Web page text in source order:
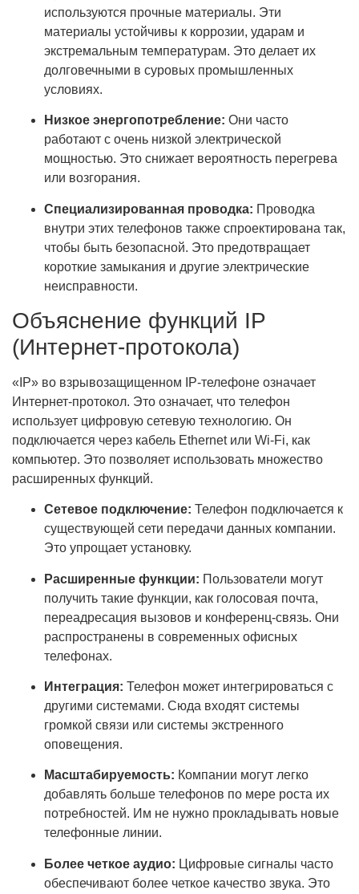
используются прочные материалы. Эти
материалы устойчивы к коррозии, ударам и
экстремальным температурам. Это делает их
долговечными в суровых промышленных
условиях.
Низкое энергопотребление: Они часто
работают с очень низкой электрической
мощностью. Это снижает вероятность перегрева
или возгорания.
Специализированная проводка: Проводка
внутри этих телефонов также спроектирована так,
чтобы быть безопасной. Это предотвращает
короткие замыкания и другие электрические
неисправности.
Объяснение функций IP
(Интернет-протокола)
«IP» во взрывозащищенном IP-телефоне означает
Интернет-протокол. Это означает, что телефон
использует цифровую сетевую технологию. Он
подключается через кабель Ethernet или Wi-Fi, как
компьютер. Это позволяет использовать множество
расширенных функций.
Сетевое подключение: Телефон подключается к
существующей сети передачи данных компании.
Это упрощает установку.
Расширенные функции: Пользователи могут
получить такие функции, как голосовая почта,
переадресация вызовов и конференц-связь. Они
распространены в современных офисных
телефонах.
Интеграция: Телефон может интегрироваться с
другими системами. Сюда входят системы
громкой связи или системы экстренного
оповещения.
Масштабируемость: Компании могут легко
добавлять больше телефонов по мере роста их
потребностей. Им не нужно прокладывать новые
телефонные линии.
Более четкое аудио: Цифровые сигналы часто
обеспечивают более четкое качество звука. Это